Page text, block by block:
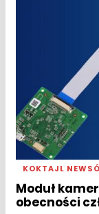
KOKTAJL
Moduł
obecności